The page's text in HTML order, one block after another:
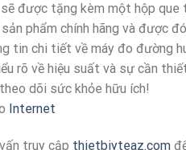
sẽ được tặng kèm một hộp
phẩm chính hãng và được
tin chi tiết về máy đo đường
rõ về hiệu suất và sự cần
dõi sức khỏe hữu ích!
Internet
truy cập thietbiyteaz.com